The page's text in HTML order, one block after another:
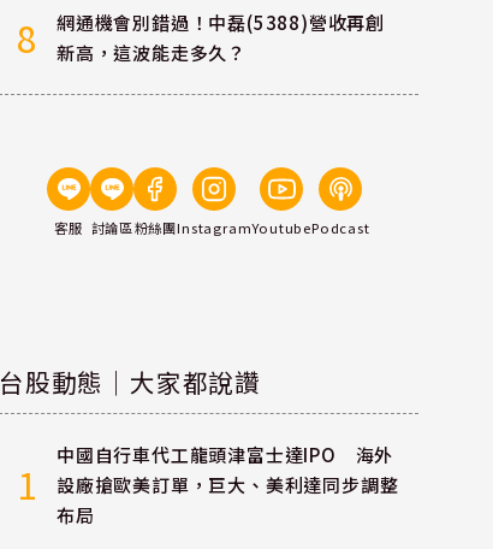
8
網通機會別錯過！中磊(5388)營收再創
新高，這波能走多久？
客服 討論區粉絲團InstagramYoutubePodcast
台股動態｜大家都說讚
1
中國自行車代工龍頭津富士達IPO 海外
設廠搶歐美訂單，巨大、美利達同步調整
布局